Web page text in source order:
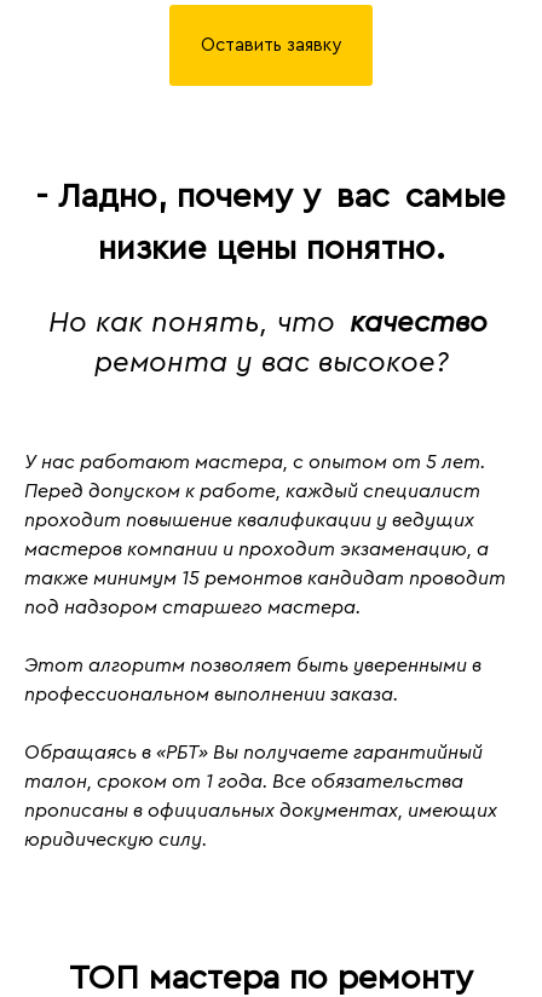
Оставить заявку
- Ладно, почему у вас самые
низкие цены понятно.
Но как понять, что качество
ремонта у вас высокое?
У нас работают мастера, с опытом от 5 лет.
Перед допуском к работе, каждый специалист
проходит повышение квалификации у ведущих
мастеров компании и проходит экзаменацию , а
также минимум 15 ремонтов кандидат проводит
под надзором старшего мастера.
Этот алгоритм позволяет быть уверенными в
профессиональном выполнении заказа.
Обращаясь в «РБТ» Вы получаете гарантийный
талон, сроком от 1 года. Все обязательства
прописаны в официальных документах, имеющих
юридическую силу.
ТОП мастера по ремонту